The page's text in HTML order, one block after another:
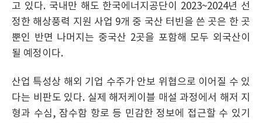
고 있다. 국내만 해도 한국에너지공단이 2023~2024년 선
정한 해상풍력 지원 사업 9개 중 국산 터빈을 쓴 곳은 한 곳
뿐인 반면 나머지는 중국산 2곳을 포함해 모두 외국산이
될 예정이다.
산업 특성상 해외 기업 수주가 안보 위협으로 이어질 수 있
다는 비판도 있다. 실제 해저케이블 매설 과정에서 해저 지
형과 수심, 잠수함 항로 등 민감한 정보에 접근할 수 있기